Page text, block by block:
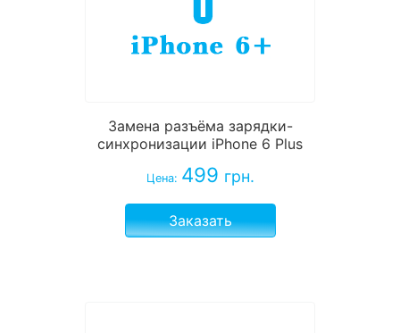
Замена разъёма зарядки-
синхронизации iPhone 6 Plus
Цена: 499 грн.
Заказать